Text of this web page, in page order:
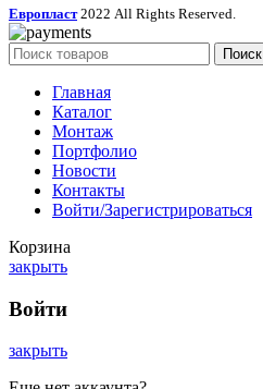
Европласт 2022 All Rights Reserved.
Поиск
Главная
Каталог
Монтаж
Портфолио
Новости
Контакты
Войти/Зарегистрироваться
Корзина
закрыть
Войти
закрыть